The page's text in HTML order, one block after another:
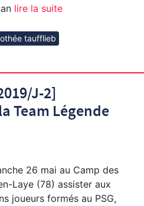
lire la suite
taufflieb
J-2]
Team Légende
26 mai au Camp des
Laye (78) assister aux
joueurs formés au PSG,